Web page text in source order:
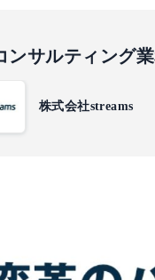
ンサルティング
株式会社streams